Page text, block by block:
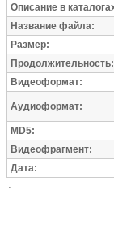
Описание в
Название файла:
Размер:
Продолжительность:
Видеоформат:
Аудиоформат:
MD5:
Видеофрагмент:
Дата: